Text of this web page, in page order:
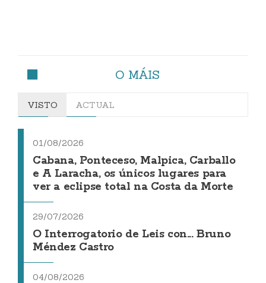
O MÁIS
VISTO ACTUAL
01/08/2026
Cabana, Ponteceso, Malpica, Carballo
e A Laracha, os únicos lugares para
ver a eclipse total na Costa da Morte
29/07/2026
O Interrogatorio de Leis con... Bruno
Méndez Castro
04/08/2026